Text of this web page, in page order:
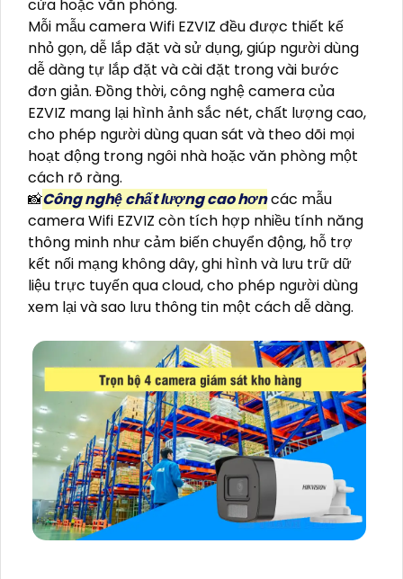
cửa hoặc văn phòng.
Mỗi mẫu camera Wifi EZVIZ đều được thiết kế
nhỏ gọn, dễ lắp đặt và sử dụng, giúp người dùng
dễ dàng tự lắp đặt và cài đặt trong vài bước
đơn giản. Đồng thời, công nghệ camera của
EZVIZ mang lại hình ảnh sắc nét, chất lượng cao,
cho phép người dùng quan sát và theo dõi mọi
hoạt động trong ngôi nhà hoặc văn phòng một
cách rõ ràng.
📸Công nghệ chất lượng cao hơncác mẫu
camera Wifi EZVIZ còn tích hợp nhiều tính năng
thông minh như cảm biến chuyển động, hỗ trợ
kết nối mạng không dây, ghi hình và lưu trữ dữ
liệu trực tuyến qua cloud, cho phép người dùng
xem lại và sao lưu thông tin một cách dễ dàng.